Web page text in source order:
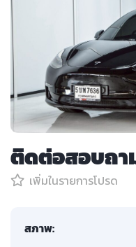
ติดต่อสอบถา
เพิ่มในรายการโปรด
สภาพ: